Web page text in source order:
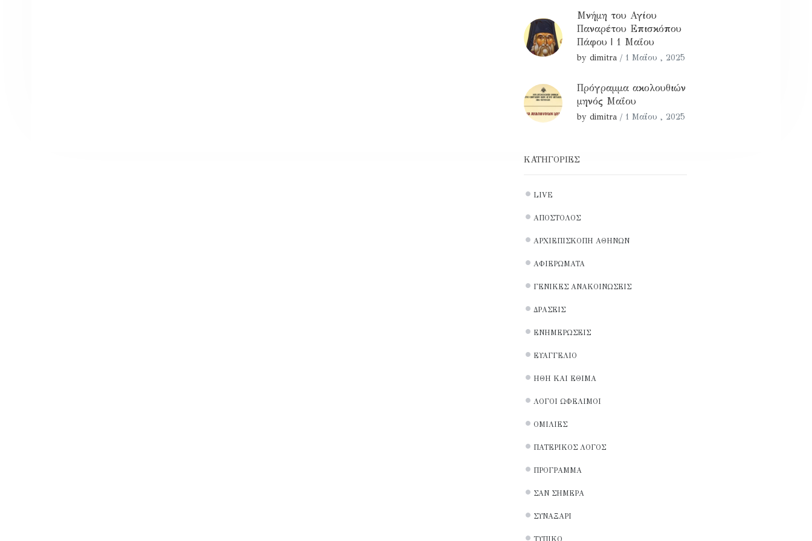
Μνήμη του Αγίου
Παναρέτου Επισκόπου
Πάφου | 1 Μαΐου
by dimitra / 1 Μαΐου , 2025
Πρόγραμμα ακολουθιών
μηνός Μαΐου
by dimitra / 1 Μαΐου , 2025
ΚΑΤΗΓΟΡΊΕΣ
LIVE
ΑΠΌΣΤΟΛΟΣ
ΑΡΧΙΕΠΙΣΚΟΠΉ ΑΘΗΝΏΝ
ΑΦΙΕΡΏΜΑΤΑ
ΓΕΝΙΚΈΣ ΑΝΑΚΟΙΝΏΣΕΙΣ
ΔΡΆΣΕΙΣ
ΕΝΗΜΕΡΏΣΕΙΣ
ΕΥΑΓΓΈΛΙΟ
ΉΘΗ ΚΑΙ ΈΘΙΜΑ
ΛΌΓΟΙ ΩΦΈΛΙΜΟΙ
ΟΜΙΛΊΕΣ
ΠΑΤΕΡΙΚΌΣ ΛΌΓΟΣ
ΠΡΌΓΡΑΜΜΑ
ΣΑΝ ΣΉΜΕΡΑ
ΣΥΝΑΞΆΡΙ
ΤΥΠΙΚΌ